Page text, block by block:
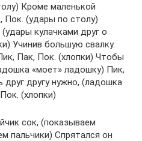
Кроме маленькой
Пок. (удары по столу)
кулачками друг о
Учинив большую свалку.
Пак, Пок. (хлопки) Чтобы
«моет» ладошку) Пик,
друг другу нужно, (ладошка
(хлопки)
сок, (показываем
пальчики) Спрятался он